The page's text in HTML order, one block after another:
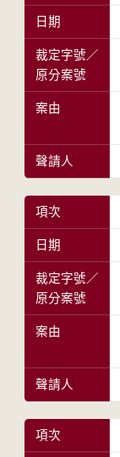
日期
裁定字號／
原分案號
案由
聲請人
項次
日期
裁定字號／
原分案號
案由
聲請人
項次